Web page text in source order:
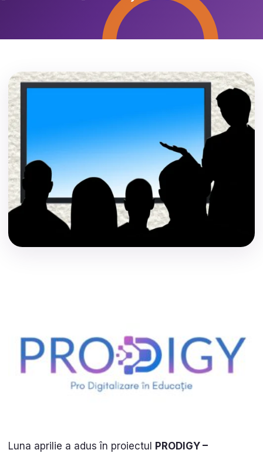
Luna aprilie a adus în proiectul
PRODIGY –